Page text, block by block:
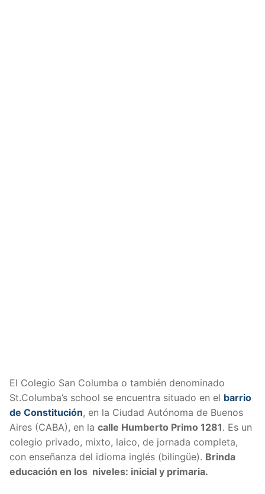
El Colegio San Columba o también denominado
St.Columba’s school se encuentra situado en el barrio
de Constitución, en la Ciudad Autónoma de Buenos
Aires (CABA), en la calle Humberto Primo 1281. Es un
colegio privado, mixto, laico, de jornada completa,
con enseñanza del idioma inglés (bilingüe). Brinda
educación en los niveles: inicial y primaria.